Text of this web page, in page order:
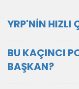
YRP'NİN HIZLI
BU KAÇINCI
BAŞKAN?